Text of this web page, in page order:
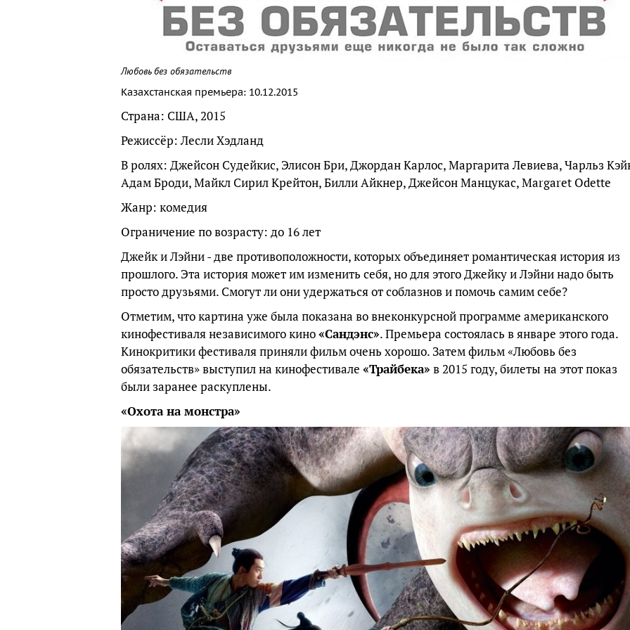
Любовь без обязательств
Казахстанская премьера: 10.12.2015
Страна: США, 2015
Режиссёр: Лесли Хэдланд
В ролях: Джейсон Судейкис, Элисон Бри, Джордан Карлос, Маргарита Левиева, Чарльз
Адам Броди, Майкл Сирил Крейтон, Билли Айкнер, Джейсон Манцукас, Margaret Odette
Жанр: комедия
Ограничение по возрасту: до 16 лет
Джейк и Лэйни - две противоположности, которых объединяет романтическая история из
прошлого. Эта история может им изменить себя, но для этого Джейку и Лэйни надо быть
просто друзьями. Смогут ли они удержаться от соблазнов и помочь самим себе?
Отметим, что картина уже была показана во внеконкурсной программе американского
кинофестиваля независимого кино«Сандэнс». Премьера состоялась в январе этого года.
Кинокритики фестиваля приняли фильм очень хорошо. Затем фильм «Любовь без
обязательств» выступил на кинофестивале «Трайбека» в 2015 году, билеты на этот показ
были заранее раскуплены.
«Охота на монстра»